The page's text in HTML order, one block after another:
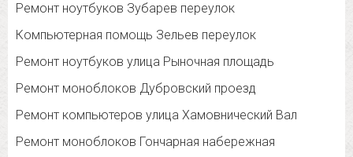
Ремонт ноутбуков Зубарев переулок
Компьютерная помощь Зельев переулок
Ремонт ноутбуков улица Рыночная площадь
Ремонт моноблоков Дубровский проезд
Ремонт компьютеров улица Хамовнический Вал
Ремонт моноблоков Гончарная набережная